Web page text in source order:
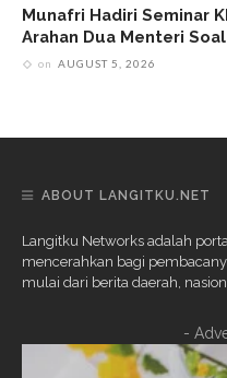
Munafri Hadiri Seminar
Arahan Dua Menteri
on AUGUST 5, 2026
ABOUT LANGITKU.NET
Langitku Networks adalah
mencerahkan bagi
mulai dari berita daerah,
-